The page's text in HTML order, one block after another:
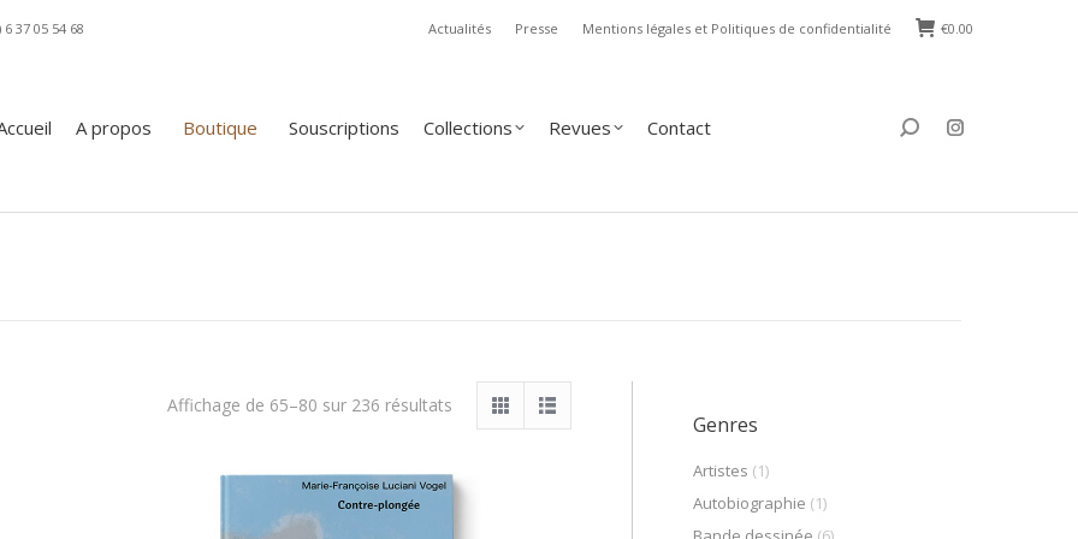
6 37 05 54 68 Actualités Presse Mentions légales et Politiques de confidentialité €0.00
A propos Boutique Souscriptions Collections Revues Contact Search:
Affichage de 65–80 sur 236 résultats
récent
Genres
Artistes (1)
Autobiographie (1)